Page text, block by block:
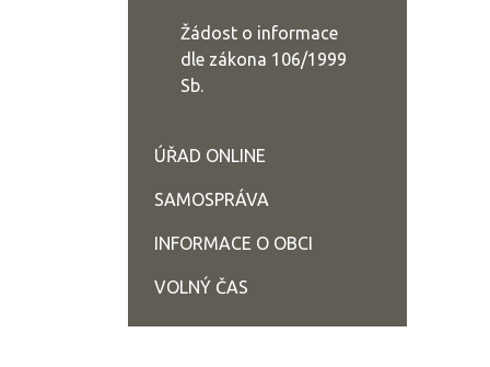
Žádost o informace
dle zákona 106/1999
Sb.
ÚŘAD ONLINE
SAMOSPRÁVA
INFORMACE O OBCI
VOLNÝ ČAS